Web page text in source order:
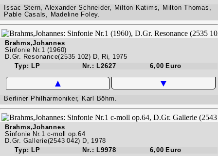
Issac Stern, Alexander Schneider, Milton Katims, Milton Thomas,
Pable Casals, Madeline Foley.
Brahms,Johannes
Sinfonie Nr.1 (1960)
D.Gr. Resonance(2535 102) D, Ri, 1975
Typ: LP
Nr.: L2627 6,00 Euro
▲ ▼
Berliner Philharmoniker, Karl Böhm.
Brahms,Johannes
Sinfonie Nr.1 c-moll op.64
D.Gr. Gallerie(2543 042) D, 1978
Typ: LP
Nr.: L9978 6,00 Euro